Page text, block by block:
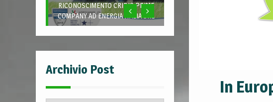
In
RICONOSCIMENTO CRIBIS PRIME
COMPANY AD ENERGIA ITALIA SRL
Archivio Post